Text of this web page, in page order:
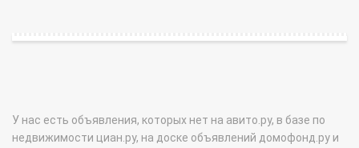
У нас есть объявления, которых нет на авито.ру, в базе по
недвижимости циан.ру, на доске объявлений домофонд.ру и